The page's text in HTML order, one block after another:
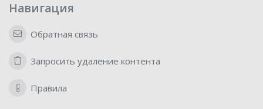
Навигация
Обратная связь
Запросить удаление контента
Правила